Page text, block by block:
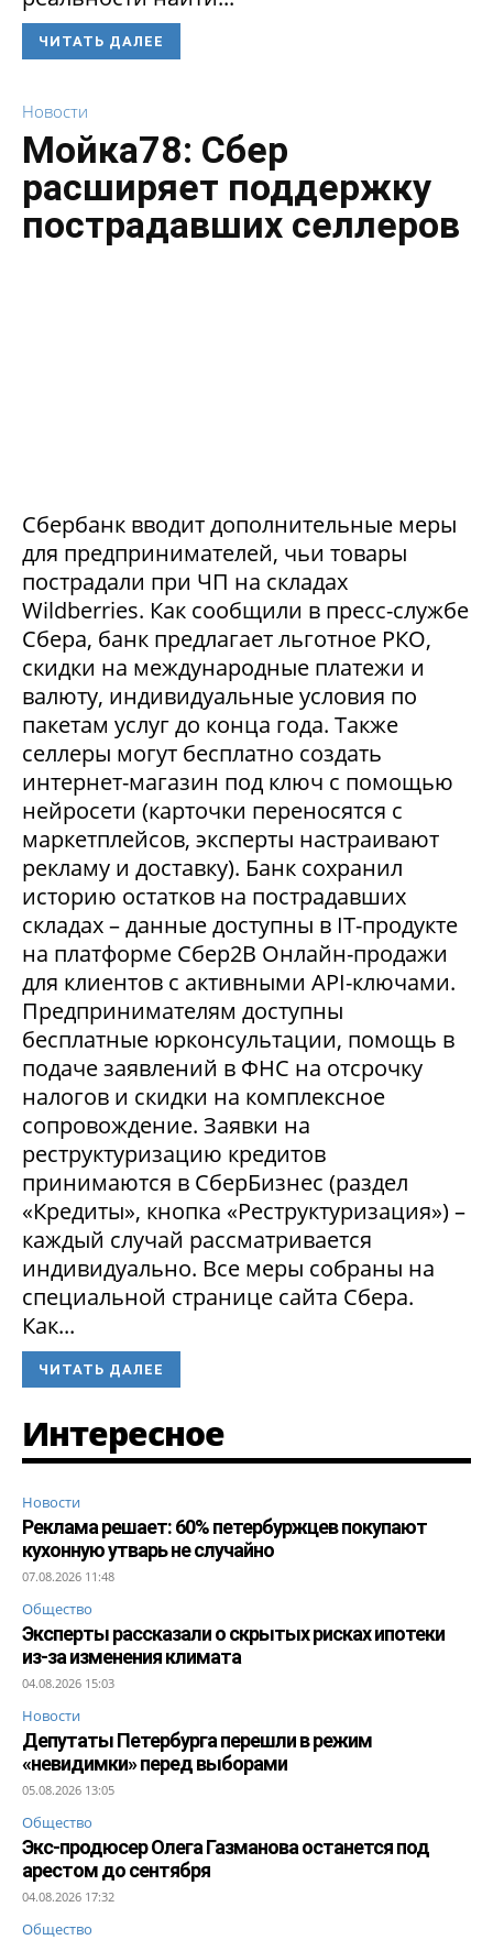
ЧИТАТЬ ДАЛЕЕ
Новости
Мойка78: Сбер
расширяет поддержку
пострадавших селлеров
Сбербанк вводит дополнительные меры
для предпринимателей, чьи товары
пострадали при ЧП на складах
Wildberries. Как сообщили в пресс-службе
Сбера, банк предлагает льготное РКО,
скидки на международные платежи и
валюту, индивидуальные условия по
пакетам услуг до конца года. Также
селлеры могут бесплатно создать
интернет-магазин под ключ с помощью
нейросети (карточки переносятся с
маркетплейсов, эксперты настраивают
рекламу и доставку). Банк сохранил
историю остатков на пострадавших
складах – данные доступны в IT-продукте
на платформе Сбер2В Онлайн-продажи
для клиентов с активными API-ключами.
Предпринимателям доступны
бесплатные юрконсультации, помощь в
подаче заявлений в ФНС на отсрочку
налогов и скидки на комплексное
сопровождение. Заявки на
реструктуризацию кредитов
принимаются в СберБизнес (раздел
«Кредиты», кнопка «Реструктуризация») –
каждый случай рассматривается
индивидуально. Все меры собраны на
специальной странице сайта Сбера.
Как...
ЧИТАТЬ ДАЛЕЕ
Интересное
Новости
Реклама решает: 60% петербуржцев покупают
кухонную утварь не случайно
07.08.2026 11:48
Общество
Эксперты рассказали о скрытых рисках ипотеки
из-за изменения климата
04.08.2026 15:03
Новости
Депутаты Петербурга перешли в режим
«невидимки» перед выборами
05.08.2026 13:05
Общество
Экс-продюсер Олега Газманова останется под
арестом до сентября
04.08.2026 17:32
Общество